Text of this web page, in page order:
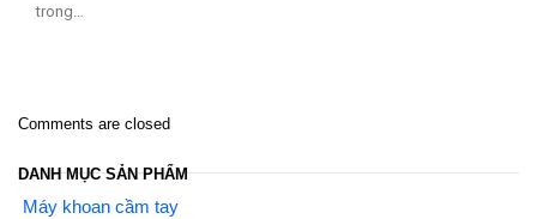
trong…
Comments are closed
DANH MỤC SẢN PHẨM
Máy khoan cầm tay